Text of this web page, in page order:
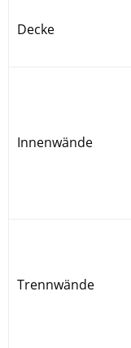
Decke
Innenwände
Trennwände